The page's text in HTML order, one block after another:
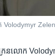
ន​លោក